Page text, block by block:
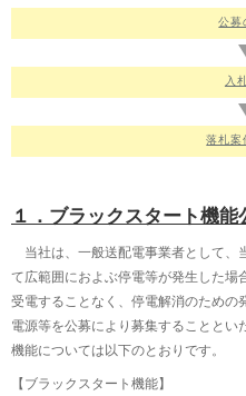
公募
入
落札案
１．ブラックスタート機能
当社は、一般送配電事業者として、
て広範囲におよぶ停電等が発生した場
受電することなく、停電解消のための
電源等を公募により募集することとい
機能については以下のとおりです。
【ブラックスタート機能】